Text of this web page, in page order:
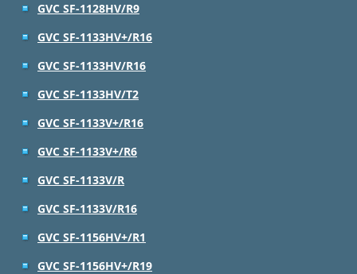
GVC SF-1128HV/R9
GVC SF-1133HV+/R16
GVC SF-1133HV/R16
GVC SF-1133HV/T2
GVC SF-1133V+/R16
GVC SF-1133V+/R6
GVC SF-1133V/R
GVC SF-1133V/R16
GVC SF-1156HV+/R1
GVC SF-1156HV+/R19